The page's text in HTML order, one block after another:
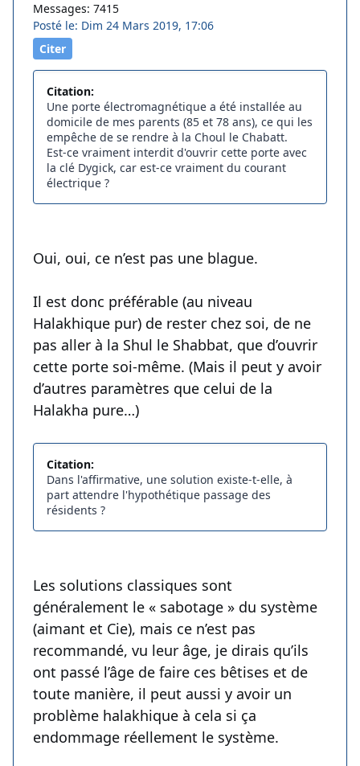
Messages: 7415
Posté le: Dim 24 Mars 2019, 17:06
Citer
Citation:
Une porte électromagnétique a été installée au
domicile de mes parents (85 et 78 ans), ce qui les
empêche de se rendre à la Choul le Chabatt.
Est-ce vraiment interdit d'ouvrir cette porte avec
la clé Dygick, car est-ce vraiment du courant
électrique ?
Oui, oui, ce n’est pas une blague.
Il est donc préférable (au niveau
Halakhique pur) de rester chez soi, de ne
pas aller à la Shul le Shabbat, que d’ouvrir
cette porte soi-même. (Mais il peut y avoir
d’autres paramètres que celui de la
Halakha pure…)
Citation:
Dans l'affirmative, une solution existe-t-elle, à
part attendre l'hypothétique passage des
résidents ?
Les solutions classiques sont
généralement le « sabotage » du système
(aimant et Cie), mais ce n’est pas
recommandé, vu leur âge, je dirais qu’ils
ont passé l’âge de faire ces bêtises et de
toute manière, il peut aussi y avoir un
problème halakhique à cela si ça
endommage réellement le système.